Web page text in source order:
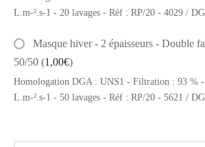
L.m-².s-1 - 20 lavages - Réf : RP/20 - 4029 /
Masque hiver - 2 épaisseurs - Double
50/50 (1,00€)
Homologation DGA : UNS1 - Filtration : 93 %
L.m-².s-1 - 50 lavages - Réf : RP/20 - 5621 /